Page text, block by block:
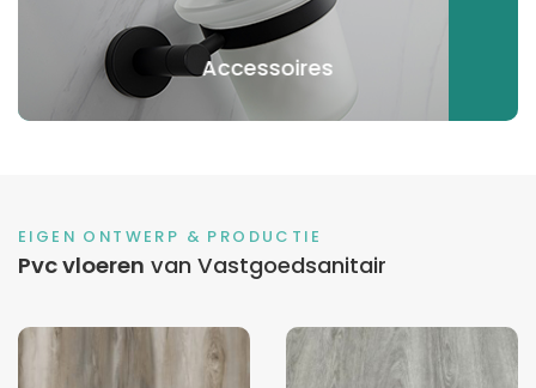
Accessoires
EIGEN ONTWERP & PRODUCTIE
Pvc vloeren van Vastgoedsanitair